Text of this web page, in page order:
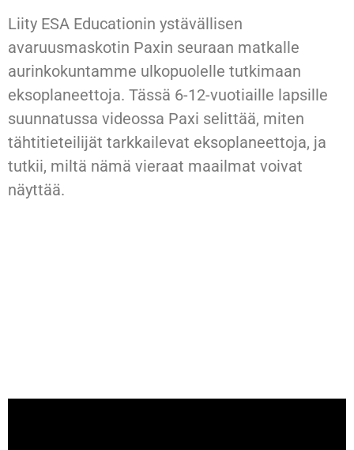
Liity ESA Educationin ystävällisen
avaruusmaskotin Paxin seuraan matkalle
aurinkokuntamme ulkopuolelle tutkimaan
eksoplaneettoja. Tässä 6-12-vuotiaille lapsille
suunnatussa videossa Paxi selittää, miten
tähtitieteilijät tarkkailevat eksoplaneettoja, ja
tutkii, miltä nämä vieraat maailmat voivat
näyttää.